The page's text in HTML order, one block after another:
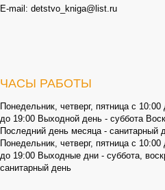
E-mail: detstvo_kniga@list.ru
ЧАСЫ РАБОТЫ
Понедельник, четверг, пятница с
до 19:00 Выходной день - суббота
Последний день месяца - санитарный
Понедельник, четверг, пятница с
до 19:00 Выходные дни - суббота,
санитарный день